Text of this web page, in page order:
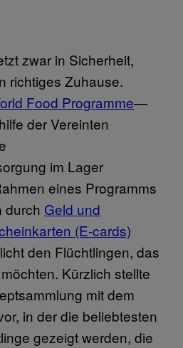
zwar in Sicherheit,
richtiges Zuhause.
Food Programme—
der Vereinten
im Lager
eines Programms
durch Geld und
(E-cards)
den Flüchtlingen, das
Kürzlich stellte
mit dem
in der die beliebtesten
gezeigt werden, die